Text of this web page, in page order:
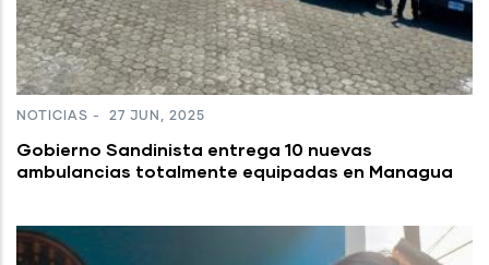
NOTICIAS - 27 JUN, 2025
Gobierno Sandinista entrega 10 nuevas
ambulancias totalmente equipadas en Managua